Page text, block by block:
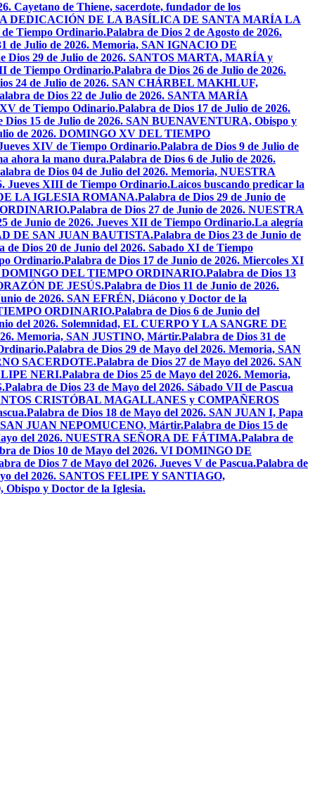
Cayetano de Thiene, sacerdote, fundador de los
LA DEDICACIÓN DE LA BASÍLICA DE SANTA MARÍA LA
de Tiempo Ordinario.Palabra de Dios 2 de Agosto de 2026.
de Julio de 2026. Memoria, SAN IGNACIO DE
Dios 29 de Julio de 2026. SANTOS MARTA, MARÍA y
de Tiempo Ordinario.Palabra de Dios 26 de Julio de 2026.
24 de Julio de 2026. SAN CHÁRBEL MAKHLUF,
de Dios 22 de Julio de 2026. SANTA MARÍA
de Tiempo Odinario.Palabra de Dios 17 de Julio de 2026.
Dios 15 de Julio de 2026. SAN BUENAVENTURA, Obispo y
de 2026. DOMINGO XV DEL TIEMPO
XIV de Tiempo Ordinario.Palabra de Dios 9 de Julio de
ahora la mano dura.Palabra de Dios 6 de Julio de 2026.
de Dios 04 de Julio del 2026. Memoria, NUESTRA
Jueves XIII de Tiempo Ordinario.Laicos buscando predicar la
LA IGLESIA ROMANA.Palabra de Dios 29 de Junio de
Palabra de Dios 27 de Junio de 2026. NUESTRA
de Junio de 2026. Jueves XII de Tiempo Ordinario.La alegría
DE SAN JUAN BAUTISTA.Palabra de Dios 23 de Junio de
de Dios 20 de Junio del 2026. Sabado XI de Tiempo
Ordinario.Palabra de Dios 17 de Junio de 2026. Miercoles XI
DOMINGO DEL TIEMPO ORDINARIO.Palabra de Dios 13
DE JESÚS.Palabra de Dios 11 de Junio de 2026.
de 2026. SAN EFRÉN, Diácono y Doctor de la
ORDINARIO.Palabra de Dios 6 de Junio del
del 2026. Solemnidad, EL CUERPO Y LA SANGRE DE
Memoria, SAN JUSTINO, Mártir.Palabra de Dios 31 de
Palabra de Dios 29 de Mayo del 2026. Memoria, SAN
SACERDOTE.Palabra de Dios 27 de Mayo del 2026. SAN
NERI.Palabra de Dios 25 de Mayo del 2026. Memoria,
Palabra de Dios 23 de Mayo del 2026. Sábado VII de Pascua
CRISTÓBAL MAGALLANES y COMPAÑEROS
Palabra de Dios 18 de Mayo del 2026. SAN JUAN I, Papa
SAN JUAN NEPOMUCENO, Mártir.Palabra de Dios 15 de
del 2026. NUESTRA SEÑORA DE FÁTIMA.Palabra de
de Dios 10 de Mayo del 2026. VI DOMINGO DE
de Dios 7 de Mayo del 2026. Jueves V de Pascua.Palabra de
del 2026. SANTOS FELIPE Y SANTIAGO,
y Doctor de la Iglesia.